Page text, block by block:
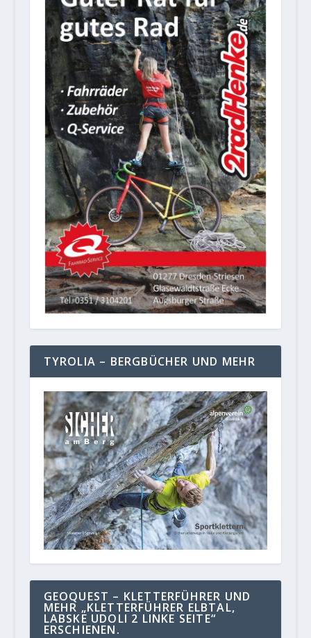
TYROLIA – BERGBÜCHER UND MEHR
GEOQUEST – KLETTERFÜHRER UND
MEHR „KLETTERFÜHRER ELBTAL,
LABSKE UDOLI 2 LINKE SEITE“
ERSCHIENEN.